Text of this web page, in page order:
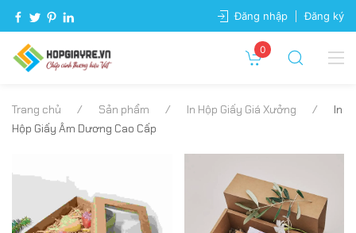
Đăng nhập Đăng ký
0
Trang chủ Sản phẩm In Hộp Giấy Giá Xưởng
In
Hộp Giấy Âm Dương Cao Cấp